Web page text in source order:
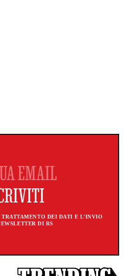
TRATTAMENTO DEI DATI E L'INVIO
DI RS